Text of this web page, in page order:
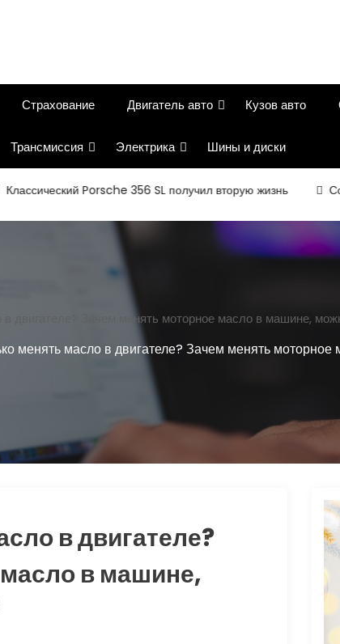
Страхование Двигатель авто Кузов авто
Трансмиссия Электрика Шины и диски
Porsche 356 SL получил вторую жизнь
двигателе? Зачем менять моторное масло в машине,
менять масло в двигателе? Зачем менять
в двигателе?
в машине,